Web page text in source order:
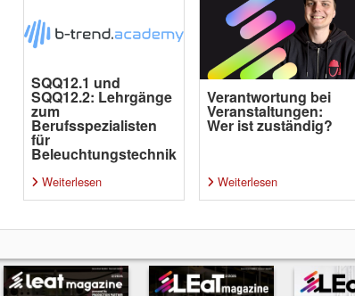
SQQ12.1 und
SQQ12.2: Lehrgänge
zum
Berufsspezialisten
für
Beleuchtungstechnik
Weiterlesen
Verantwortung bei
Veranstaltungen:
Wer ist zuständig?
Weiterlesen